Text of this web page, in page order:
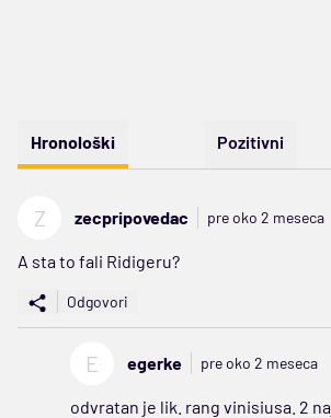
Hronološki Pozitivni
Z zecpripovedac pre oko 2 meseca
A sta to fali Ridigeru?
Odgovori
E egerke pre oko 2 meseca
odvratan je lik. rang vinisiusa. 2